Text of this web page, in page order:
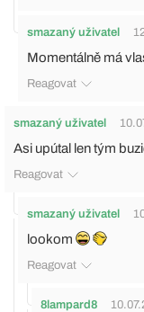
smazaný uživatel
Momentálně má
Reagovat
smazaný uživatel
Asi upútal len tým
Reagovat
smazaný uživatel
lookom
Reagovat
8lampard8